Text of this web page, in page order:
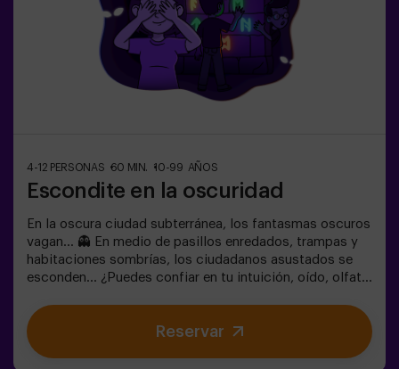
4-12 PERSONAS 60 MIN. 10-99 AÑOS
Escondite en la oscuridad
En la oscura ciudad subterránea, los fantasmas oscuros
vagan... 👻 En medio de pasillos enredados, trampas y
habitaciones sombrías, los ciudadanos asustados se
esconden... ¿Puedes confiar en tu intuición, oído, olfato
luego encontrar a tus amigos?🔦 Escondite en la
Oscuridad es un juego inmersivo sensorial inspirado en
las escondidas de siempre, pero llevado a otro nivel:
Reservar